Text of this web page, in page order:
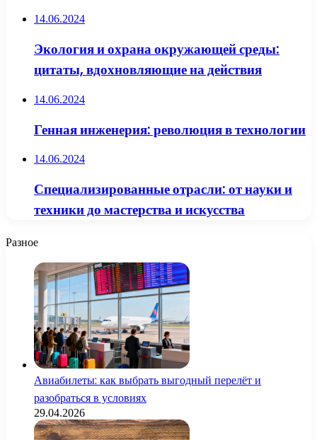
14.06.2024
Экология и охрана окружающей среды:
цитаты, вдохновляющие на действия
14.06.2024
Генная инженерия: революция в технологии
14.06.2024
Специализированные отрасли: от науки и
техники до мастерства и искусства
Разное
Авиабилеты: как выбрать выгодный перелёт и
разобраться в условиях
29.04.2026